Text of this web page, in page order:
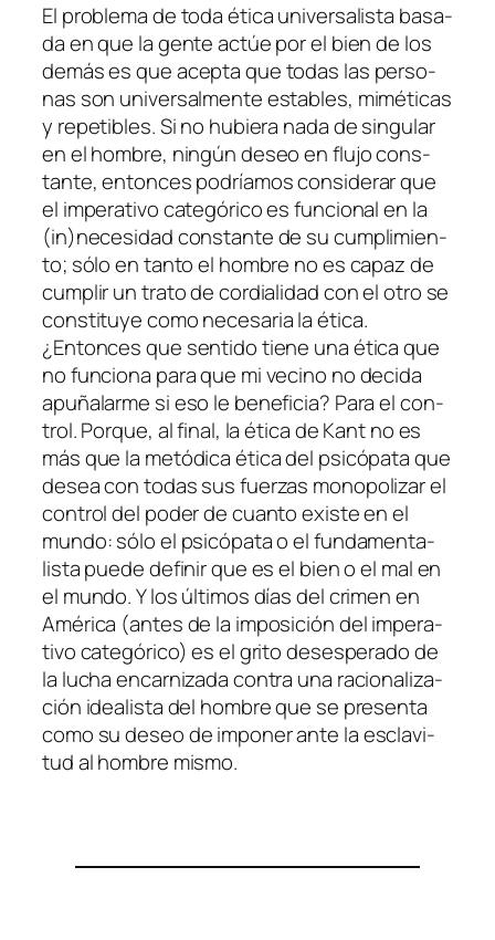
El pro­ble­ma de to­da éti­ca uni­ver­sa­lis­ta ba­sa­
da en que la gen­te ac­túe por el bien de los
de­más es que acep­ta que to­das las per­so­
nas son uni­ver­sal­men­te es­ta­bles, mi­mé­ti­cas
y re­pe­ti­bles. Si no hu­bie­ra na­da de sin­gu­lar
en el hom­bre, nin­gún de­seo en flu­jo cons­
tan­te, en­ton­ces po­dría­mos con­si­de­rar que
el im­pe­ra­ti­vo ca­te­gó­ri­co es fun­cio­nal en la
(in)necesidad cons­tan­te de su cum­pli­mien­
to; só­lo en tan­to el hom­bre no es ca­paz de
cum­plir un tra­to de cor­dia­li­dad con el otro se
cons­ti­tu­ye co­mo ne­ce­sa­ria la éti­ca.
¿Entonces que sen­ti­do tie­ne una éti­ca que
no fun­cio­na pa­ra que mi ve­cino no de­ci­da
apu­ña­lar­me si eso le be­ne­fi­cia? Para el con­
trol. Porque, al fi­nal, la éti­ca de Kant no es
más que la me­tó­di­ca éti­ca del psi­có­pa­ta que
de­sea con to­das sus fuer­zas mo­no­po­li­zar el
con­trol del po­der de cuan­to exis­te en el
mun­do: só­lo el psi­có­pa­ta o el fun­da­men­ta­
lis­ta pue­de de­fi­nir que es el bien o el mal en
el mun­do. Y los úl­ti­mos días del cri­men en
América (an­tes de la im­po­si­ción del im­pe­ra­
ti­vo ca­te­gó­ri­co) es el gri­to deses­pe­ra­do de
la lu­cha en­car­ni­za­da con­tra una ra­cio­na­li­za­
ción idea­lis­ta del hom­bre que se pre­sen­ta
co­mo su de­seo de im­po­ner an­te la es­cla­vi­
tud al hom­bre mismo.